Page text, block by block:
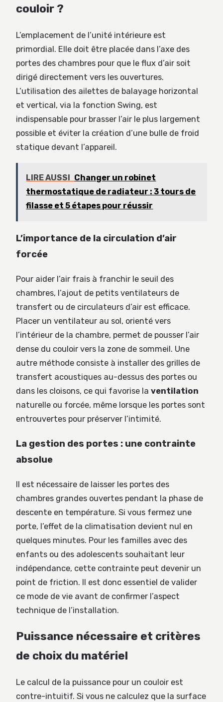
couloir ?
L’emplacement de l’unité intérieure est
primordial. Elle doit être placée dans l’axe des
portes des chambres pour que le flux d’air soit
dirigé directement vers les ouvertures.
L’utilisation des ailettes de balayage horizontal
et vertical, via la fonction Swing, est
indispensable pour brasser l’air le plus largement
possible et éviter la création d’une bulle de froid
statique devant l’appareil.
LIRE AUSSI
Changer un robinet
thermostatique de radiateur : 3 tours de
filasse et 5 étapes pour réussir
L’importance de la circulation d’air
forcée
Pour aider l’air frais à franchir le seuil des
chambres, l’ajout de petits ventilateurs de
transfert ou de circulateurs d’air est efficace.
Placer un ventilateur au sol, orienté vers
l’intérieur de la chambre, permet de pousser l’air
dense du couloir vers la zone de sommeil. Une
autre méthode consiste à installer des grilles de
transfert acoustiques au-dessus des portes ou
dans les cloisons, ce qui favorise la ventilation
naturelle ou forcée, même lorsque les portes sont
entrouvertes pour préserver l’intimité.
La gestion des portes : une contrainte
absolue
Il est nécessaire de laisser les portes des
chambres grandes ouvertes pendant la phase de
descente en température. Si vous fermez une
porte, l’effet de la climatisation devient nul en
quelques minutes. Pour les familles avec des
enfants ou des adolescents souhaitant leur
indépendance, cette contrainte peut devenir un
point de friction. Il est donc essentiel de valider
ce mode de vie avant de confirmer l’aspect
technique de l’installation.
Puissance nécessaire et critères
de choix du matériel
Le calcul de la puissance pour un couloir est
contre-intuitif. Si vous ne calculez que la surface